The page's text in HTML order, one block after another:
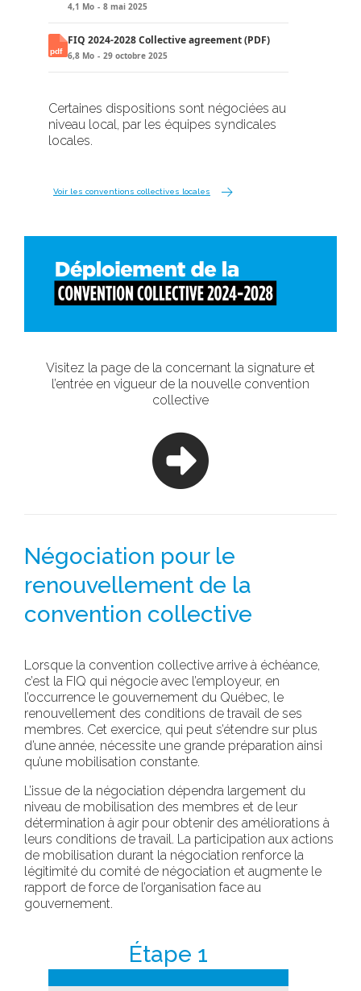
4,1 Mo 8 mai 2025
FIQ 2024-2028 Collective agreement (PDF)
6,8 Mo 29 octobre 2025
Certaines dispositions sont négociées au
niveau local, par les équipes syndicales
locales.
Voir les conventions collectives locales
Visitez la page de la concernant la signature et
l’entrée en vigueur de la nouvelle convention
collective
Négociation pour le
renouvellement de la
convention collective
Lorsque la convention collective arrive à échéance,
c’est la FIQ qui négocie avec l’employeur, en
l’occurrence le gouvernement du Québec, le
renouvellement des conditions de travail de ses
membres. Cet exercice, qui peut s’étendre sur plus
d’une année, nécessite une grande préparation ainsi
qu’une mobilisation constante.
L’issue de la négociation dépendra largement du
niveau de mobilisation des membres et de leur
détermination à agir pour obtenir des améliorations à
leurs conditions de travail. La participation aux actions
de mobilisation durant la négociation renforce la
légitimité du comité de négociation et augmente le
rapport de force de l’organisation face au
gouvernement.
Étape 1